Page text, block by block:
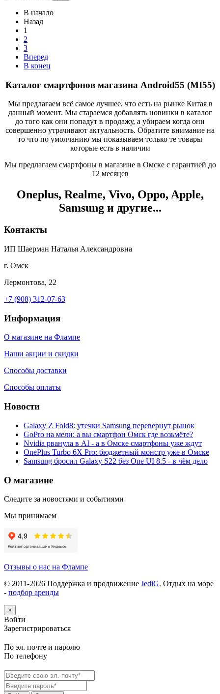
В начало
Назад
1
2
3
Вперед
В конец
Каталог смартфонов магазина Android55 (MI55)
Мы предлагаем всё самое лучшее, что есть на рынке Китая в
данный момент. Мы стараемся добавлять новинки в каталог
до того как они попадут в продажу, а убираем когда они
совершенно утрачивают актуальность. Обратите внимание на
то что по умолчанию мы показываем только те товары
которые есть в наличии
Мы предлагаем смартфоны в магазине в Омске с гарантией до
12 месяцев
Oneplus, Realme, Vivo, Oppo, Apple,
Samsung и другие...
Контакты
ИП Шаерман Наталья Александровна
г. Омск
Лермонтова, 22
+7 (908) 312-07-63
Информация
О магазине на Флампе
Наши акции и скидки
Способы доставки
Способы оплаты
Новости
Galaxy Z Fold8: утечки Samsung перевернут рынок
GoPro на мели: а вы смартфон Омск где возьмёте?
Nvidia рванула в AI - а в Омске смартфоны уже ждут
OnePlus Turbo 6X Pro: бюджетный монстр уже в Омске
Samsung бросил Galaxy S22 без One UI 8.5 - в чём дело
О магазине
Следите за новостями и событиями
Мы принимаем
Отзывы о нас на Флампе
© 2011-2026 Поддержка и продвижение JediG. Отдых на море
- подбор аренды
×
Войти
Зарегистрироваться
По эл. почте и паролю
По телефону